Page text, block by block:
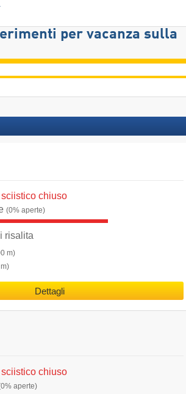
per vacanza sulla
chiuso
(0% aperte)
risalita
m)
Dettagli
chiuso
aperte)